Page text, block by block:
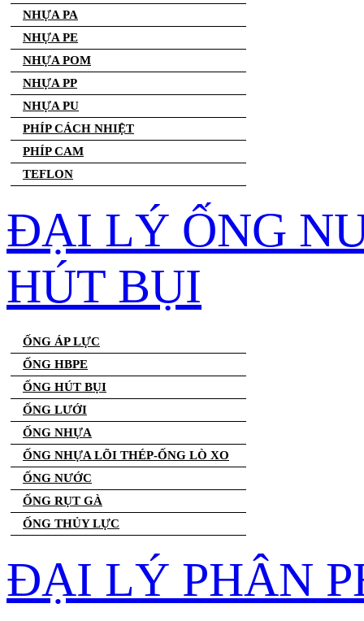
NHỰA PA
NHỰA PE
NHỰA POM
NHỰA PP
NHỰA PU
PHÍP CÁCH NHIỆT
PHÍP CAM
TEFLON
ĐẠI LÝ ỐNG
HÚT BỤI
ỐNG ÁP LỰC
ỐNG HBPE
ỐNG HÚT BỤI
ỐNG LƯỚI
ỐNG NHỰA
ỐNG NHỰA LÕI THÉP-ỐNG LÒ XO
ỐNG NƯỚC
ỐNG RỤT GÀ
ỐNG THỦY LỰC
ĐẠI LÝ PHÂN